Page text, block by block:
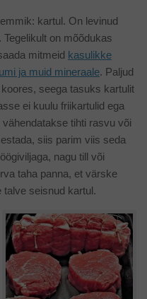
kartul. On levinud
on mõõdukas
mitmeid kasulikke
ja muid mineraale. Paljud
seega tasuks kartulit
ei kuulu friikartulid ega
tihti rasvu või
siis parim viis seda
nagu till või
taha panna, et värske
talve seisnud kartul.